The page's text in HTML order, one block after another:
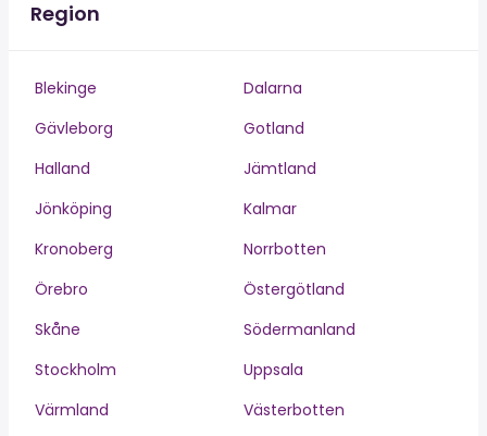
Region
Blekinge
Dalarna
Gävleborg
Gotland
Halland
Jämtland
Jönköping
Kalmar
Kronoberg
Norrbotten
Örebro
Östergötland
Skåne
Södermanland
Stockholm
Uppsala
Värmland
Västerbotten